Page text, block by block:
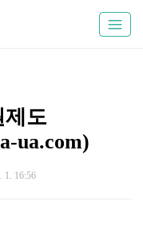
제도
ua.com)
1. 16:56